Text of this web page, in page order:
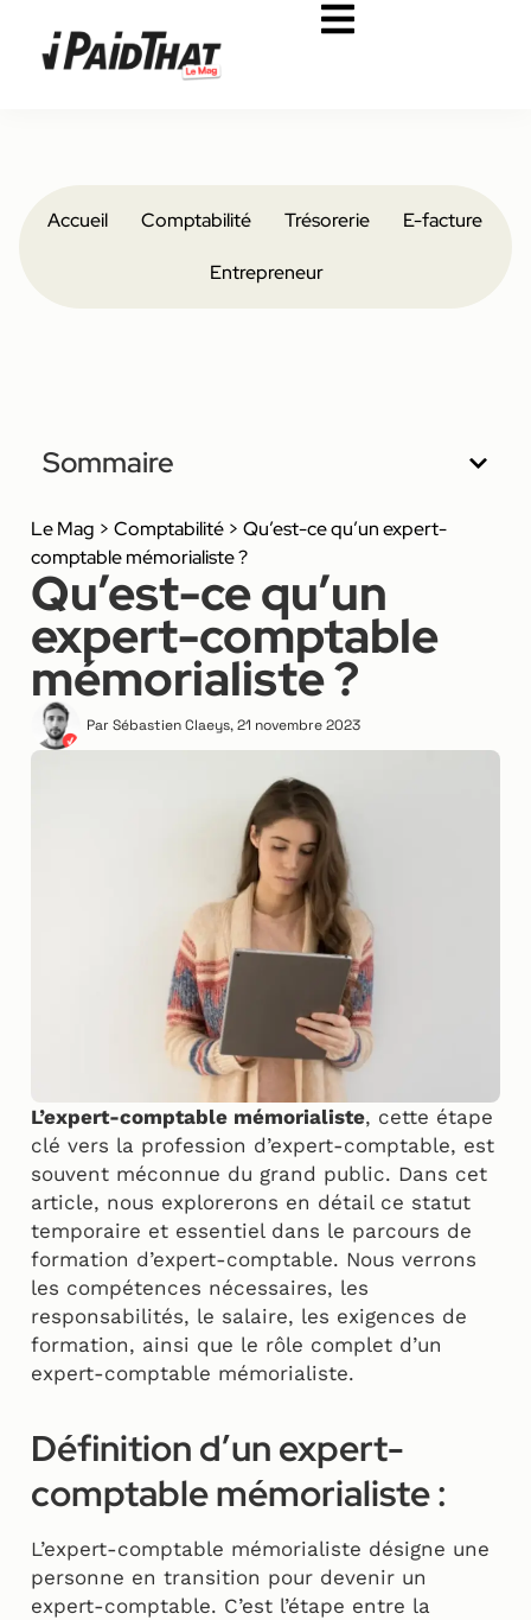
Accueil Comptabilité Trésorerie E-facture
Entrepreneur
Sommaire
Le Mag > Comptabilité > Qu’est-ce qu’un expert-
comptable mémorialiste ?
Qu’est-ce qu’un
expert-comptable
mémorialiste ?
Par Sébastien Claeys,21 novembre 2023
L’expert-comptable mémorialiste, cette étape
clé vers la profession d’expert-comptable, est
souvent méconnue du grand public. Dans cet
article, nous explorerons en détail ce statut
temporaire et essentiel dans le parcours de
formation d’expert-comptable. Nous verrons
les compétences nécessaires, les
responsabilités, le salaire, les exigences de
formation, ainsi que le rôle complet d’un
expert-comptable mémorialiste.
Définition d’un expert-
comptable mémorialiste :
L’expert-comptable mémorialiste désigne une
personne en transition pour devenir un
expert-comptable. C’est l’étape entre la